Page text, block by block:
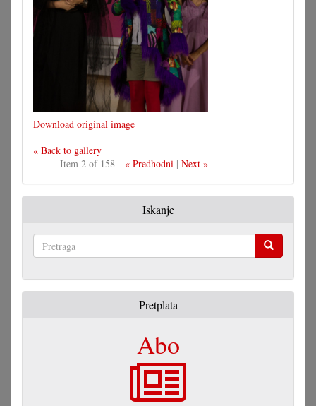
Download original image
« Back to gallery
Item 2 of 158
« Predhodni| Next »
Iskanje
Pretplata
Abo